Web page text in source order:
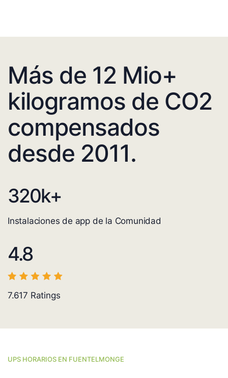
Más de 12 Mio+
kilogramos de CO2
compensados
desde 2011.
320k+
Instalaciones de app de la Comunidad
4.8
7.617 Ratings
UPS HORARIOS EN FUENTELMONGE